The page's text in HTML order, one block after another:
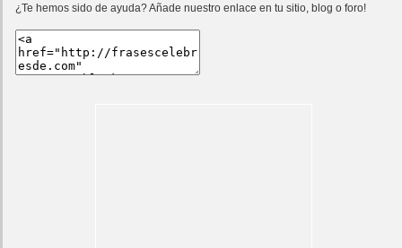
¿Te hemos sido de ayuda? Añade nuestro enlace en tu sitio, blog o foro!